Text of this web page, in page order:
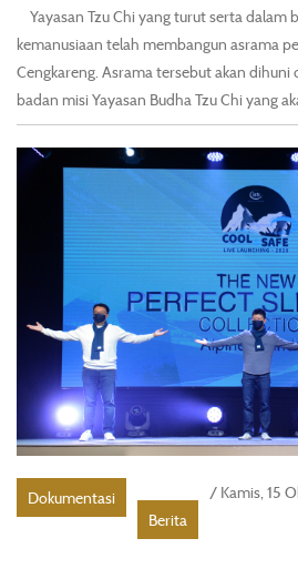
Yayasan Tzu Chi yang turut serta dalam
kemanusiaan telah membangun asrama
Cengkareng. Asrama tersebut akan
badan misi Yayasan Budha Tzu Chi yang
Dokumentasi
Berita
/ Kamis, 15